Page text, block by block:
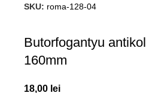
SKU: roma-128-04
Butorfogantyu antikol
160mm
18,00 lei